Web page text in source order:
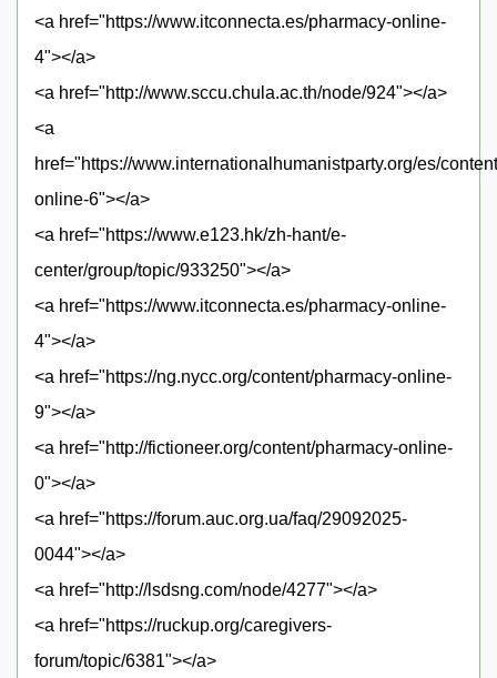
<a href="https://www.itconnecta.es/pharmacy-online-
4"></a>
<a href="http://www.sccu.chula.ac.th/node/924"></a>
<a
href="https://www.internationalhumanistparty.org/es/
online-6"></a>
<a href="https://www.e123.hk/zh-hant/e-
center/group/topic/933250"></a>
<a href="https://www.itconnecta.es/pharmacy-online-
4"></a>
<a href="https://ng.nycc.org/content/pharmacy-online-
9"></a>
<a href="http://fictioneer.org/content/pharmacy-online-
0"></a>
<a href="https://forum.auc.org.ua/faq/29092025-
0044"></a>
<a href="http://lsdsng.com/node/4277"></a>
<a href="https://ruckup.org/caregivers-
forum/topic/6381"></a>